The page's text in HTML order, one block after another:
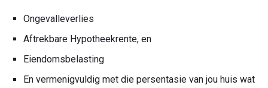
Ongevalleverlies
Aftrekbare Hypotheekrente, en
Eiendomsbelasting
En vermenigvuldig met die persentasie van jou huis wat